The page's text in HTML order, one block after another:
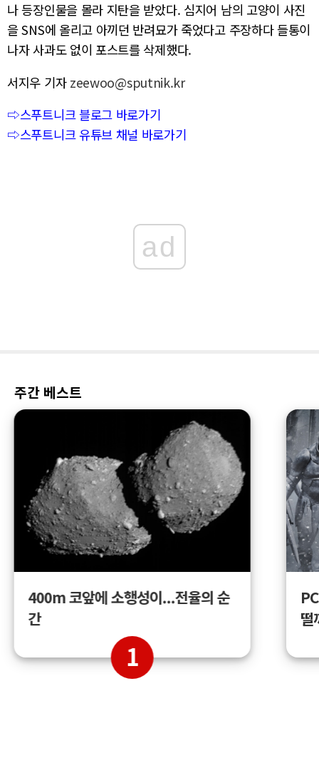
나 등장인물을 몰라 지탄을 받았다. 심지어 남의 고양이 사진
을 SNS에 올리고 아끼던 반려묘가 죽었다고 주장하다 들통이
나자 사과도 없이 포스트를 삭제했다.
서지우 기자 zeewoo@sputnik.kr
⇨스푸트니크 블로그 바로가기
⇨스푸트니크 유튜브 채널 바로가기
ad
주간 베스트
400m 코앞에 소행성이...전율의 순
간
1
떨